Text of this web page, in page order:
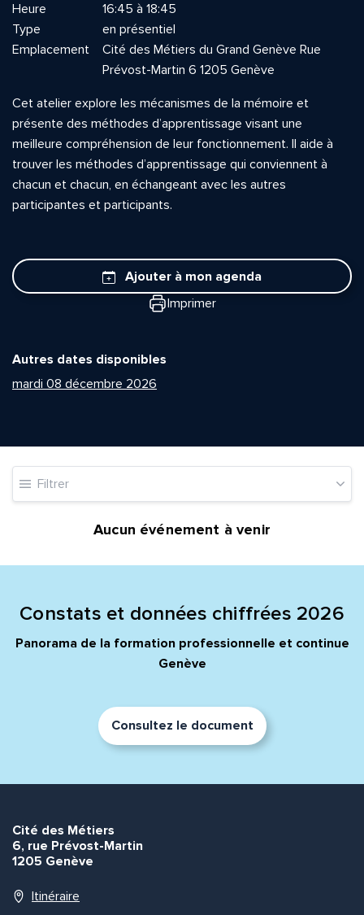
Heure
16:45 à 18:45
Type
en présentiel
Emplacement
Cité des Métiers du Grand Genève Rue
Prévost-Martin 6 1205 Genève
Cet atelier explore les mécanismes de la mémoire et
présente des méthodes d’apprentissage visant une
meilleure compréhension de leur fonctionnement. Il aide à
trouver les méthodes d’apprentissage qui conviennent à
chacun et chacun, en échangeant avec les autres
participantes et participants.
Ajouter à mon agenda
Imprimer
Autres dates disponibles
mardi 08 décembre 2026
Filtrer
Aucun événement à venir
Constats et données chiffrées 2026
Panorama de la formation professionnelle et continue
Genève
Consultez le document
Cité des Métiers
6, rue Prévost-Martin
1205 Genève
Itinéraire
Prénom et nom*
Quelle est la pertinence de cette page?
Commentaire*